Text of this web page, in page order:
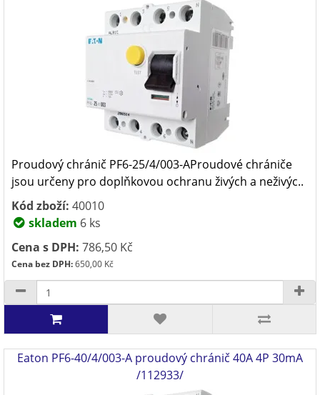
Proudový chránič PF6-25/4/003-AProudové chrániče
jsou určeny pro doplňkovou ochranu živých a neživýc..
Kód zboží: 40010
skladem 6 ks
Cena s DPH: 786,50 Kč
Cena bez DPH:650,00 Kč
Eaton PF6-40/4/003-A proudový chránič 40A 4P 30mA
/112933/